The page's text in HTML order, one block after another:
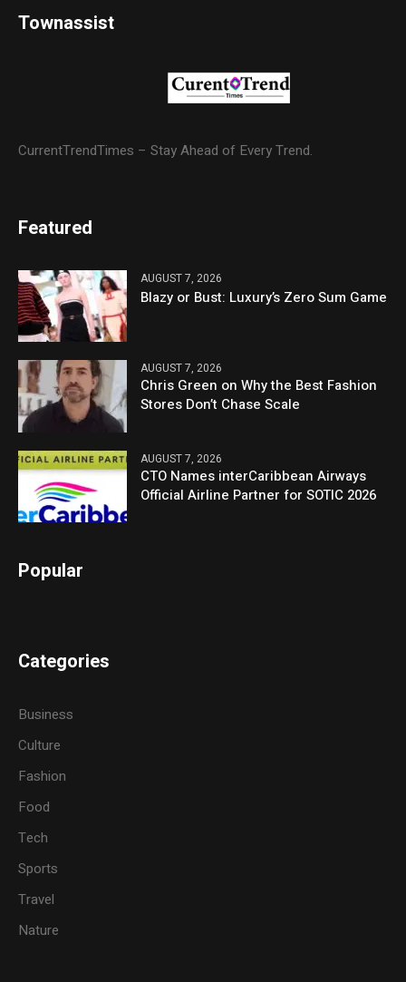
Townassist
CurrentTrendTimes – Stay Ahead of Every Trend.
Featured
AUGUST 7, 2026
Blazy or Bust: Luxury’s Zero Sum Game
AUGUST 7, 2026
Chris Green on Why the Best Fashion
Stores Don’t Chase Scale
AUGUST 7, 2026
CTO Names interCaribbean Airways
Official Airline Partner for SOTIC 2026
Popular
Categories
Business
Culture
Fashion
Food
Tech
Sports
Travel
Nature